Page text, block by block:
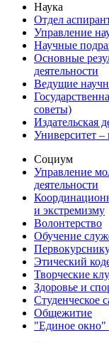
Наука
Отдел
Управление
Научные
Основные
деятельности
Ведущие
советы)
Издательская
Университет –
Социум
Управление
деятельности
и экстремизму
Волонтерство
Обучение
Этический
Творческие
Здоровье и
Студенческое
Общежитие
"Единое окно"